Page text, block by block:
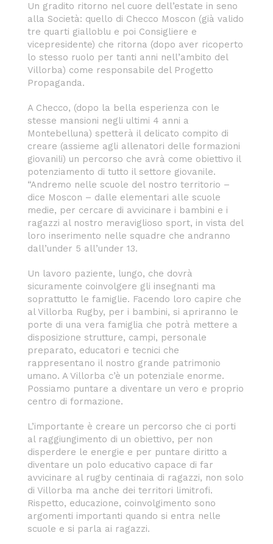
Un gradito ritorno nel cuore dell’estate in seno
alla Società: quello di Checco Moscon (già valido
tre quarti gialloblu e poi Consigliere e
vicepresidente) che ritorna (dopo aver ricoperto
lo stesso ruolo per tanti anni nell’ambito del
Villorba) come responsabile del Progetto
Propaganda.
A Checco, (dopo la bella esperienza con le
stesse mansioni negli ultimi 4 anni a
Montebelluna) spetterà il delicato compito di
creare (assieme agli allenatori delle formazioni
giovanili) un percorso che avrà come obiettivo il
potenziamento di tutto il settore giovanile.
“Andremo nelle scuole del nostro territorio –
dice Moscon – dalle elementari alle scuole
medie, per cercare di avvicinare i bambini e i
ragazzi al nostro meraviglioso sport, in vista del
loro inserimento nelle squadre che andranno
dall’under 5 all’under 13.
Un lavoro paziente, lungo, che dovrà
sicuramente coinvolgere gli insegnanti ma
soprattutto le famiglie. Facendo loro capire che
al Villorba Rugby, per i bambini, si apriranno le
porte di una vera famiglia che potrà mettere a
disposizione strutture, campi, personale
preparato, educatori e tecnici che
rappresentano il nostro grande patrimonio
umano. A Villorba c’è un potenziale enorme.
Possiamo puntare a diventare un vero e proprio
centro di formazione.
L’importante è creare un percorso che ci porti
al raggiungimento di un obiettivo, per non
disperdere le energie e per puntare diritto a
diventare un polo educativo capace di far
avvicinare al rugby centinaia di ragazzi, non solo
di Villorba ma anche dei territori limitrofi.
Rispetto, educazione, coinvolgimento sono
argomenti importanti quando si entra nelle
scuole e si parla ai ragazzi.